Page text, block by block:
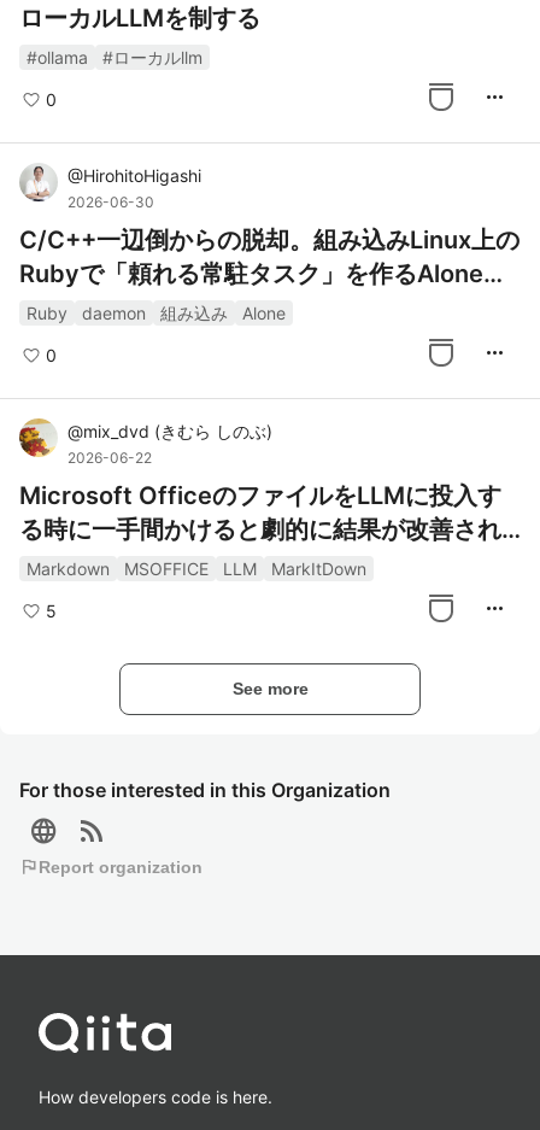
For those interested in this Organization
language rss_feed
flagReport organization
ローカルLLMを制する
#ollama #ローカルllm
0 more_horiz
@HirohitoHigashi
2026-06-30
C/C++一辺倒からの脱却。組み込みLinux上の
Rubyで「頼れる常駐タスク」を作るAloneワ
ーカー
Ruby daemon 組み込み Alone
0 more_horiz
@mix_dvd (きむら しのぶ)
2026-06-22
Microsoft OfficeのファイルをLLMに投入す
る時に一手間かけると劇的に結果が改善され
るので、その一手間を記事にしてみました
Markdown MSOFFICE LLM MarkItDown
5 more_horiz
See more
How developers code is here.